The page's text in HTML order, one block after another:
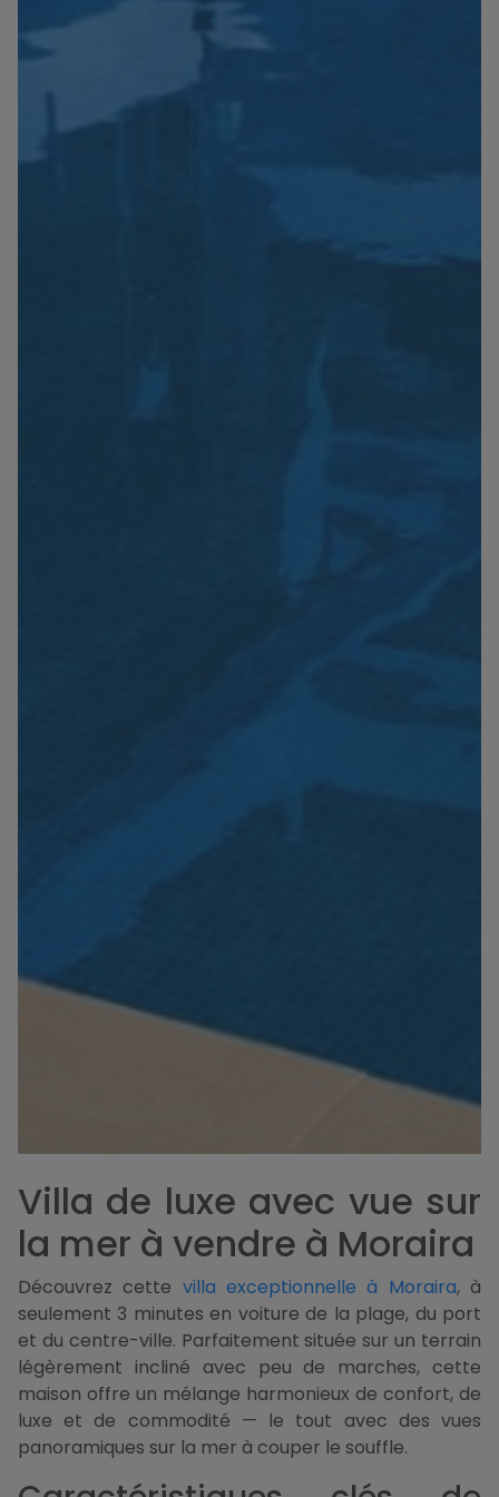
Villa de luxe avec vue sur
la mer à vendre à Moraira
Découvrez cette villa exceptionnelle à Moraira, à
seulement 3 minutes en voiture de la plage, du port
et du centre-ville. Parfaitement située sur un terrain
légèrement incliné avec peu de marches, cette
maison offre un mélange harmonieux de confort, de
luxe et de commodité — le tout avec des vues
panoramiques sur la mer à couper le souffle.